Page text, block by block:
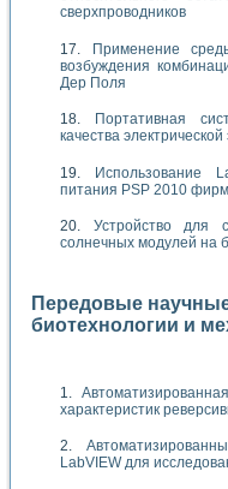
сверхпроводников
Применение
возбуждения
Дер Поля
Портативная
качества электрической
Использование
питания PSP 2010
Устройство для
солнечных модулей на
Передовые
биотехнологии и
характеристик
LabVIEW для